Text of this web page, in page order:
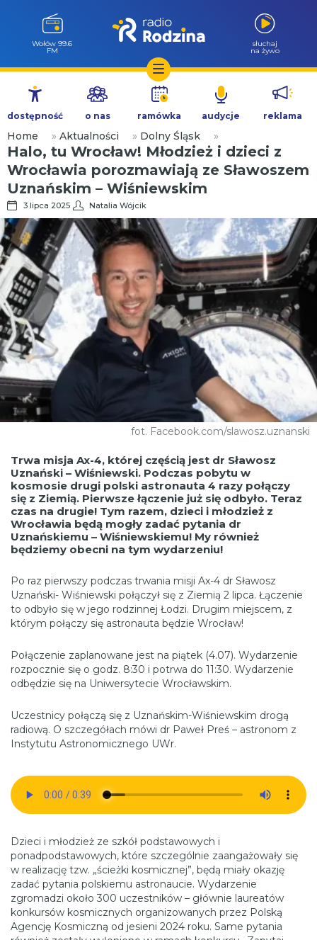
Przejdź
treści
Wołów 99.6
FM
słuchaj
na żywo
dostępność o nas ramówka audycje reklama
Home » Aktualności » Dolny Śląsk »
Halo, tu Wrocław! Młodzież i dzieci z
Wrocławia porozmawiają ze Sławoszem
Uznańskim – Wiśniewskim
3 lipca 2025 Natalia Wójcik
fot. Facebook.com/slawosz.uznanski
Trwa misja Ax-4, której częścią jest dr Sławosz
Uznański – Wiśniewski. Podczas pobytu w
kosmosie drugi polski astronauta 4 razy połączy
się z Ziemią. Pierwsze łączenie już się odbyło. Teraz
czas na drugie! Tym razem, dzieci i młodzież z
Wrocławia będą mogły zadać pytania dr
Uznańskiemu – Wiśniewskiemu! My również
będziemy obecni na tym wydarzeniu!
Po raz pierwszy podczas trwania misji Ax-4 dr Sławosz
Uznański- Wiśniewski połączył się z Ziemią 2 lipca. Łączenie
to odbyło się w jego rodzinnej Łodzi. Drugim miejscem, z
którym połączy się astronauta będzie Wrocław!
Połączenie zaplanowane jest na piątek (4.07). Wydarzenie
rozpocznie się o godz. 8:30 i potrwa do 11:30. Wydarzenie
odbędzie się na Uniwersytecie Wrocławskim.
Uczestnicy połączą się z Uznańskim-Wiśniewskim drogą
radiową. O szczegółach mówi dr Paweł Preś – astronom z
Instytutu Astronomicznego UWr.
Dzieci i młodzież ze szkół podstawowych i
ponadpodstawowych, które szczególnie zaangażowały się
w realizację tzw. „ścieżki kosmicznej”, będą miały okazję
zadać pytania polskiemu astronaucie. Wydarzenie
zgromadzi około 300 uczestników – głównie laureatów
konkursów kosmicznych organizowanych przez Polską
Agencję Kosmiczną od jesieni 2024 roku. Same pytania